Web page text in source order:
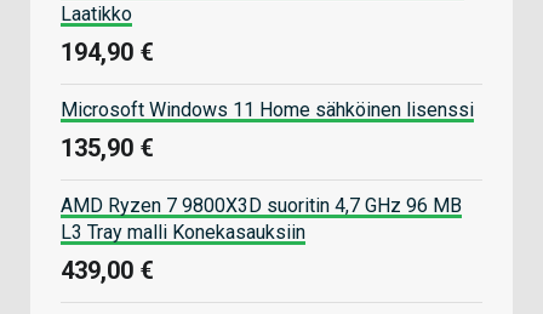
Laatikko
194,90 €
Microsoft Windows 11 Home sähköinen lisenssi
135,90 €
AMD Ryzen 7 9800X3D suoritin 4,7 GHz 96 MB
L3 Tray malli Konekasauksiin
439,00 €